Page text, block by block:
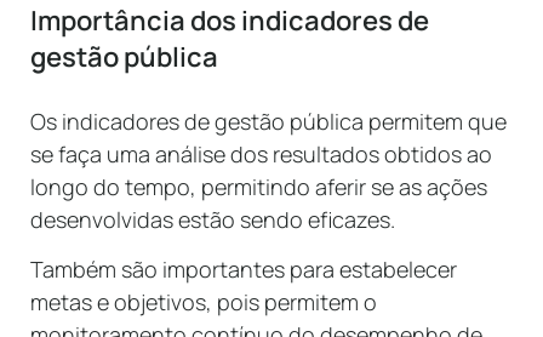
Importância dos indicadores de
gestão pública
Os indicadores de gestão pública permitem que
se faça uma análise dos resultados obtidos ao
longo do tempo, permitindo aferir se as ações
desenvolvidas estão sendo eficazes.
Também são importantes para estabelecer
metas e objetivos, pois permitem o